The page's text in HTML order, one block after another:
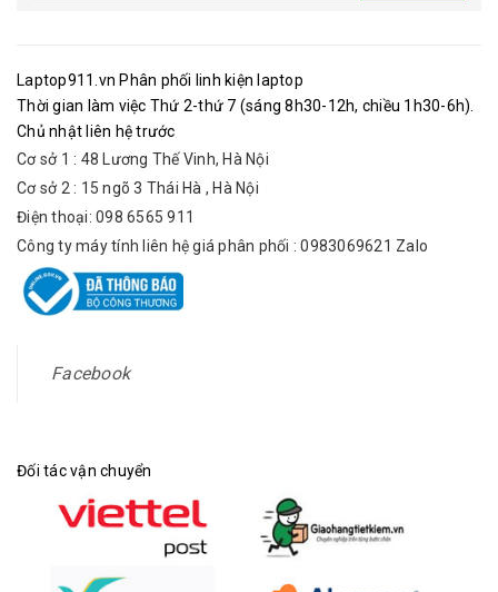
Laptop911.vn Phân phối linh kiện laptop
Thời gian làm việc Thứ 2-thứ 7 (sáng 8h30-12h, chiều 1h30-6h).
Chủ nhật liên hệ trước
Cơ sở 1 : 48 Lương Thế Vinh, Hà Nội
Cơ sở 2 : 15 ngõ 3 Thái Hà , Hà Nội
Điện thoại: 098 6565 911
Công ty máy tính liên hệ giá phân phối : 0983069621 Zalo
Facebook
Đối tác vận chuyển